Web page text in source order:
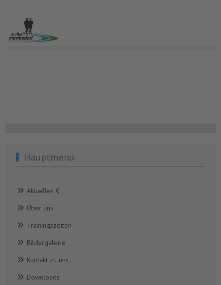
Hauptmenü
Aktuelles
Über uns
Trainingszeiten
Bildergalerie
Kontakt zu uns
Downloads